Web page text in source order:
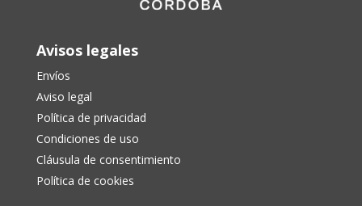
Avisos legales
Envíos
Aviso legal
Política de privacidad
Condiciones de uso
Cláusula de consentimiento
Política de cookies